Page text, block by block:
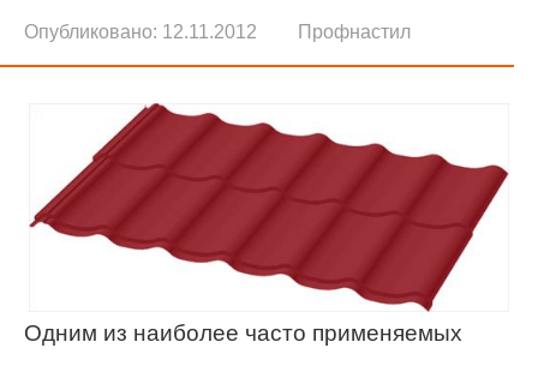
Опубликовано: 12.11.2012 Профнастил
Одним из наиболее часто применяемых